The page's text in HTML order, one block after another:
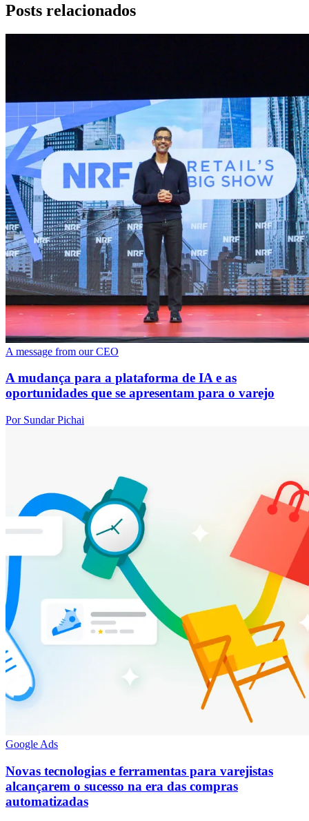
Posts relacionados
A message from our CEO
A mudança para a plataforma de IA e as
oportunidades que se apresentam para o varejo
Por Sundar Pichai
Google Ads
Novas tecnologias e ferramentas para varejistas
alcançarem o sucesso na era das compras
automatizadas